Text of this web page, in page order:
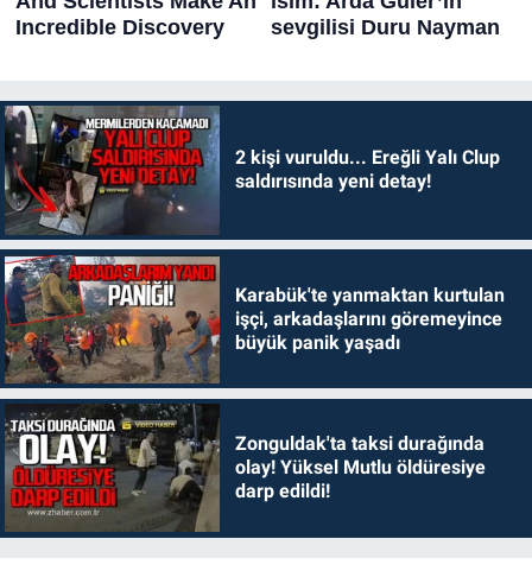
2 kişi vuruldu... Ereğli Yalı Clup
saldırısında yeni detay!
Karabük'te yanmaktan kurtulan
işçi, arkadaşlarını göremeyince
büyük panik yaşadı
Zonguldak'ta taksi durağında
olay! Yüksel Mutlu öldüresiye
darp edildi!